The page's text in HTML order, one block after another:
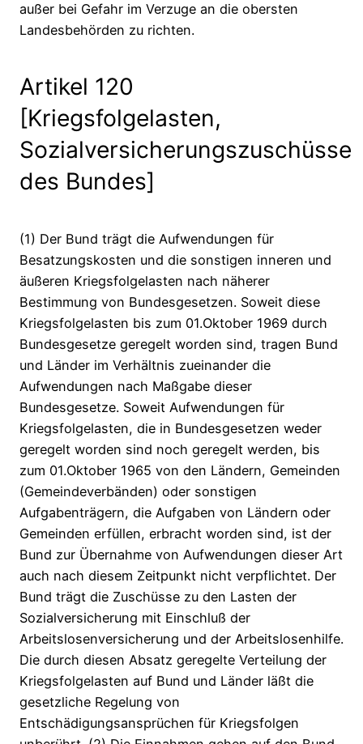
außer bei Gefahr im Verzuge an die obersten
Landesbehörden zu richten.
Artikel 120
[Kriegsfolgelasten,
Sozialversicherungszuschüsse
des Bundes]
(1) Der Bund trägt die Aufwendungen für
Besatzungskosten und die sonstigen inneren und
äußeren Kriegsfolgelasten nach näherer
Bestimmung von Bundesgesetzen. Soweit diese
Kriegsfolgelasten bis zum 01.Oktober 1969 durch
Bundesgesetze geregelt worden sind, tragen Bund
und Länder im Verhältnis zueinander die
Aufwendungen nach Maßgabe dieser
Bundesgesetze. Soweit Aufwendungen für
Kriegsfolgelasten, die in Bundesgesetzen weder
geregelt worden sind noch geregelt werden, bis
zum 01.Oktober 1965 von den Ländern, Gemeinden
(Gemeindeverbänden) oder sonstigen
Aufgabenträgern, die Aufgaben von Ländern oder
Gemeinden erfüllen, erbracht worden sind, ist der
Bund zur Übernahme von Aufwendungen dieser Art
auch nach diesem Zeitpunkt nicht verpflichtet. Der
Bund trägt die Zuschüsse zu den Lasten der
Sozialversicherung mit Einschluß der
Arbeitslosenversicherung und der Arbeitslosenhilfe.
Die durch diesen Absatz geregelte Verteilung der
Kriegsfolgelasten auf Bund und Länder läßt die
gesetzliche Regelung von
Entschädigungsansprüchen für Kriegsfolgen